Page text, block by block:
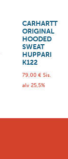
CARHARTT
ORIGINAL
HOODED
SWEAT
HUPPARI
K122
79,00 € Sis.
alv 25,5%